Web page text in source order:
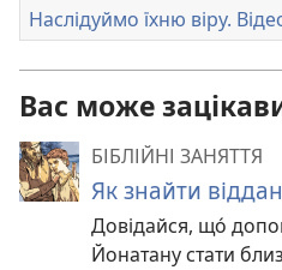
Наслідуймо їхню віру.
Вас може
БІБЛІЙНІ ЗАНЯТТЯ
Як знайти
Довідайся, що́
Йонатану стати